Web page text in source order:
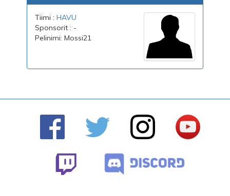
Tiimi :HAVU
Sponsorit : -
Pelinimi: Mossi21